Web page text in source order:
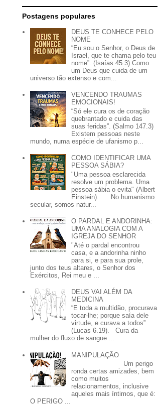
Postagens populares
DEUS TE CONHECE PELO
NOME
“Eu sou o Senhor, o Deus de
Israel, que te chama pelo teu
nome”. (Isaías 45.3) Como
um Deus que cuida de um
universo tão extenso e com...
VENCENDO TRAUMAS
EMOCIONAIS!
“Só ele cura os de coração
quebrantado e cuida das
suas feridas”. (Salmo 147.3)
Existem pessoas neste
mundo, numa espécie de ufanismo p...
COMO IDENTIFICAR UMA
PESSOA SÁBIA?
"Uma pessoa esclarecida
resolve um problema. Uma
pessoa sábia o evita" (Albert
Einstein). No humanismo
secular, somos natur...
O PARDAL E ANDORINHA:
UMA ANALOGIA COM A
IGREJA DO SENHOR
"Até o pardal encontrou
casa, e a andorinha ninho
para si, e para sua prole,
junto dos teus altares, o Senhor dos
Exércitos, Rei meu e ...
DEUS VAI ALÉM DA
MEDICINA
“E toda a multidão, procurava
tocar-lhe; porque saía dele
virtude, e curava a todos”
(Lucas 6.19). Cura da
mulher do fluxo de sangue ...
MANIPULAÇÃO
Um perigo
ronda certas amizades, bem
como muitos
relacionamentos, inclusive
aqueles mais íntimos, que é:
O PERIGO ...